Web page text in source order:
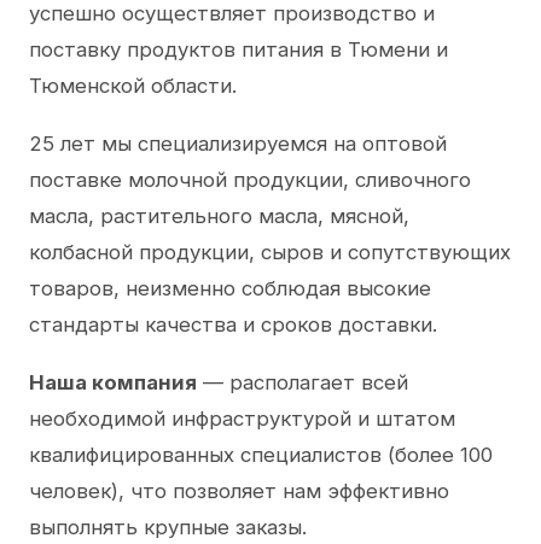
успешно осуществляет производство и
поставку продуктов питания в Тюмени и
Тюменской области.
25 лет мы специализируемся на оптовой
поставке молочной продукции, сливочного
масла, растительного масла, мясной,
колбасной продукции, сыров и сопутствующих
товаров, неизменно соблюдая высокие
стандарты качества и сроков доставки.
Наша компания — располагает всей
необходимой инфраструктурой и штатом
квалифицированных специалистов (более 100
человек), что позволяет нам эффективно
выполнять крупные заказы.